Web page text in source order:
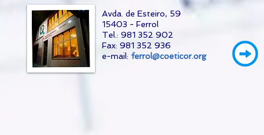
Avda. de Esteiro, 59
15403 - Ferrol
Tel.: 981 352 902
Fax: 981 352 936
e-mail: ferrol@coeticor.org